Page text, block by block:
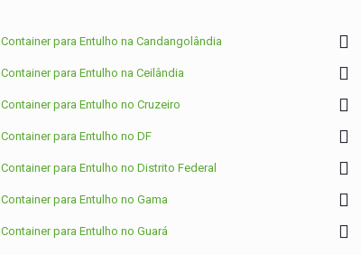
Container para Entulho na Candangolândia
Container para Entulho na Ceilândia
Container para Entulho no Cruzeiro
Container para Entulho no DF
Container para Entulho no Distrito Federal
Container para Entulho no Gama
Container para Entulho no Guará